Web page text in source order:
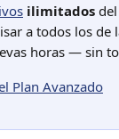
ilimitados
a todos los de
horas — sin
Plan Avanzado